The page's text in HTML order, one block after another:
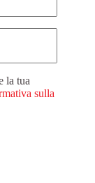
la tua
sulla